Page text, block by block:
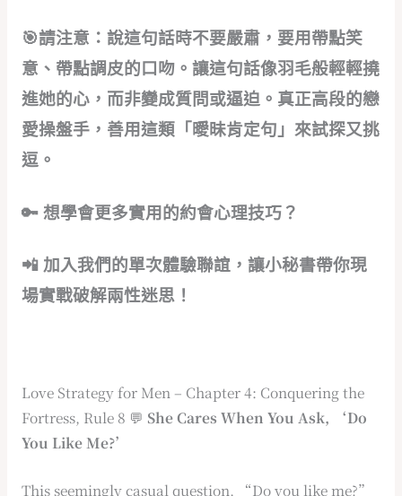
🎯請注意：說這句話時不要嚴肅，要用帶點笑
意、帶點調皮的口吻。讓這句話像羽毛般輕輕撓
進她的心，而非變成質問或逼迫。真正高段的戀
愛操盤手，善用這類「曖昧肯定句」來試探又挑
逗。
🔑 想學會更多實用的約會心理技巧？
📲 加入我們的單次體驗聯誼，讓小秘書帶你現
場實戰破解兩性迷思！
Love Strategy for Men – Chapter 4: Conquering the
Fortress, Rule 8 💬 She Cares When You Ask, ‘Do
You Like Me?’
This seemingly casual question, “Do you like me?”